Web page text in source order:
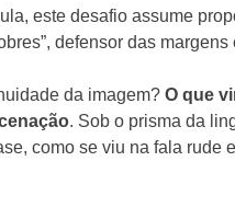
este desafio assume
defensor das
da imagem? O que
. Sob o prisma da
como se viu na fala rude